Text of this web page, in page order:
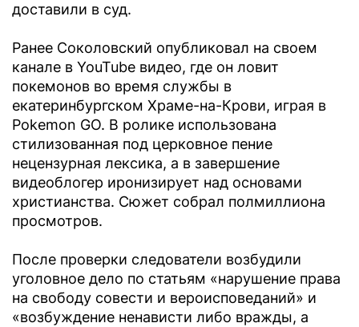
доставили в суд.
Ранее Соколовский опубликовал на своем
канале в YouTube видео, где он ловит
покемонов во время службы в
екатеринбургском Храме-на-Крови, играя в
Pokemon GO. В ролике использована
стилизованная под церковное пение
нецензурная лексика, а в завершение
видеоблогер иронизирует над основами
христианства. Сюжет собрал полмиллиона
просмотров.
После проверки следователи возбудили
уголовное дело по статьям «нарушение права
на свободу совести и вероисповеданий» и
«возбуждение ненависти либо вражды, а